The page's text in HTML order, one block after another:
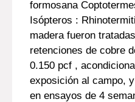
formosana
Isópteros :
madera fueron
retenciones de cobre
0.150 pcf ,
exposición al campo,
en ensayos de 4